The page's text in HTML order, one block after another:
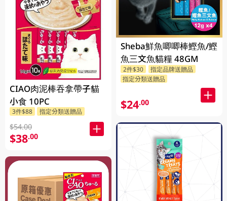
CIAO肉泥棒吞拿帶子貓
小食 10PC
3件$88 指定分類送贈品
$54.00
$38.00
Sheba鮮魚唧唧棒鰹魚/鰹
魚三文魚貓糧 48GM
2件$30
指定品牌送贈品
指定分類送贈品
$24.00